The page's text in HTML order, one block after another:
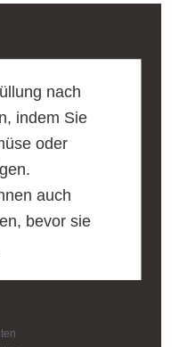
nach
indem Sie
oder
auch
bevor sie